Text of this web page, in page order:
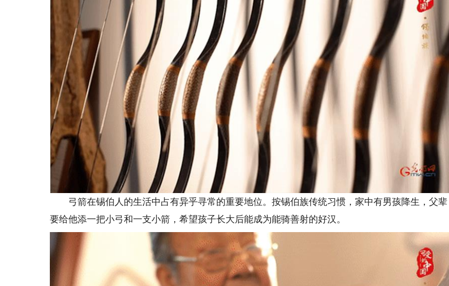
弓箭在锡伯人的生活中占有异乎寻常的重要地位。按锡伯族传统习惯，家中有男孩降生，父辈
要给他添一把小弓和一支小箭，希望孩子长大后能成为能骑善射的好汉。